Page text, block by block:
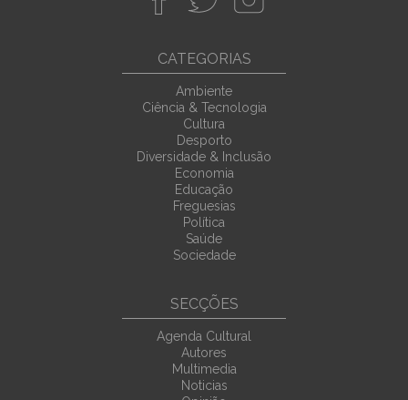
CATEGORIAS
Ambiente
Ciência & Tecnologia
Cultura
Desporto
Diversidade & Inclusão
Economia
Educação
Freguesias
Política
Saúde
Sociedade
SECÇÕES
Agenda Cultural
Autores
Multimedia
Noticias